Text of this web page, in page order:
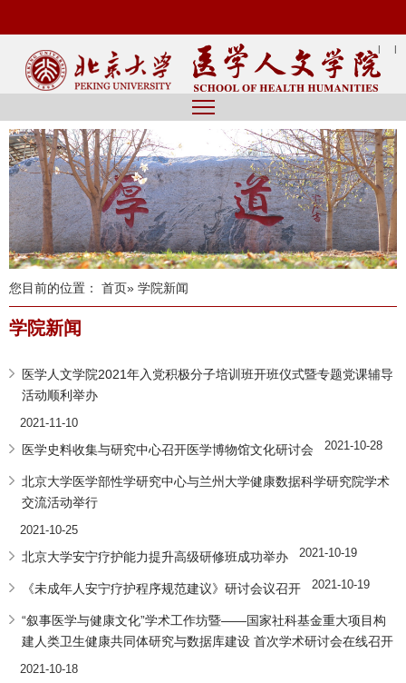
| |
您目前的位置： 首页» 学院新闻
学院新闻
医学人文学院2021年入党积极分子培训班开班仪式暨专题党课辅导
活动顺利举办
2021-11-10
医学史料收集与研究中心召开医学博物馆文化研讨会 2021-10-28
北京大学医学部性学研究中心与兰州大学健康数据科学研究院学术
交流活动举行
2021-10-25
北京大学安宁疗护能力提升高级研修班成功举办 2021-10-19
《未成年人安宁疗护程序规范建议》研讨会议召开 2021-10-19
“叙事医学与健康文化”学术工作坊暨——国家社科基金重大项目构
建人类卫生健康共同体研究与数据库建设 首次学术研讨会在线召开
2021-10-18